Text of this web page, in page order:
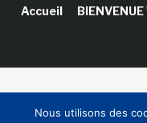
Accueil BIENVENUE
Nous utilisons des